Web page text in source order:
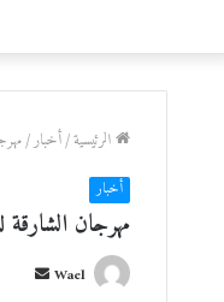
الرئيسية/أخبار/
أخبار
مهرجان الشارقة للشعر
Wael